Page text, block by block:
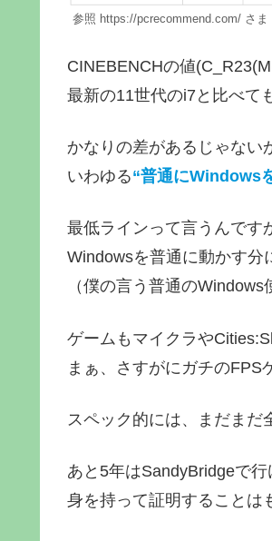
参照 https://pcrecommend.com/ さま
CINEBENCHの値
最新の11世代のi7と比べて
かなりの差があるじゃない
いわゆる“普通にWindows
最低ラインって言うんです
Windowsを普通に動かす分
（僕の言う普通の
ゲームもマイクラや
まぁ、さすがにガチのFPS
スペック的には、まだまだ
あと5年はSandyBridgeで
身を持って証明することは